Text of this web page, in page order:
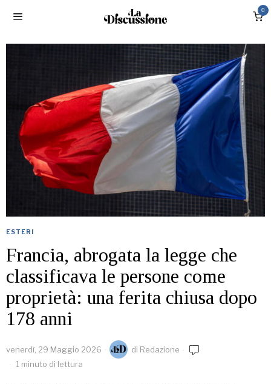
0
ESTERI
Francia, abrogata la legge che
classificava le persone come
proprietà: una ferita chiusa dopo
178 anni
venerdì, 29 Maggio 2026 di Redazione
1 minuto di lettura